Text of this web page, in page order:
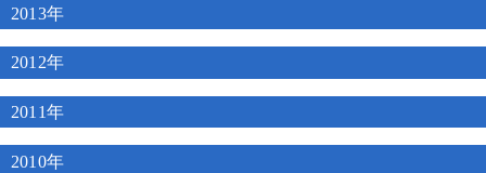
2013年
2012年
2011年
2010年